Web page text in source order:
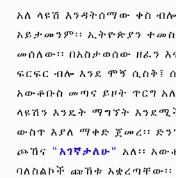
አለ ላዩሽ እንዳትሰማው ቀስ
አይታመንም፡፡ ኢትዮጵያን
መሰለው፡፡ በአስታወሰው ዘፈን
ፍርፍር ብሎ እንደ ሞኝ ሲስቅ፤
አውቶቡስ መጣና ይዞት ጥርግ
ላዩሽን እንዴት ማግኘት
ውስጥ እያለ ማቀድ ጀመረ፡፡
ጮኸና "አገኛታለሁ" አለ፡፡
ባለስልኮች ጩኸቱ አቋረጣቸው፡፡